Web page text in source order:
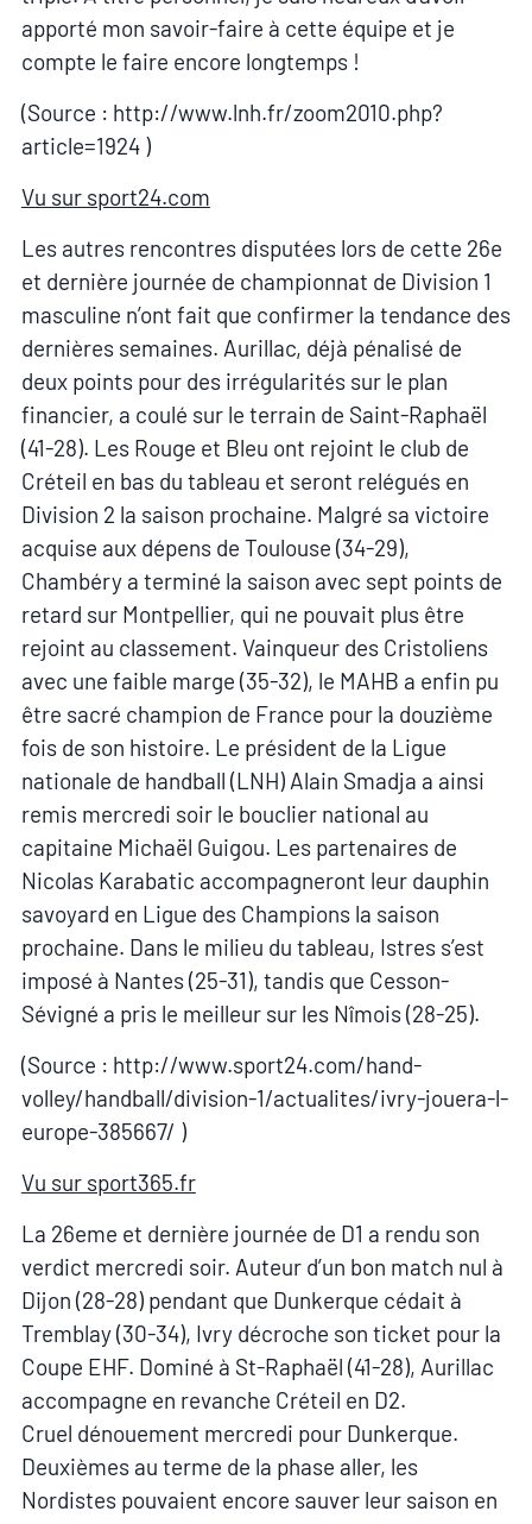
apporté mon savoir-faire à cette équipe et je
compte le faire encore longtemps !
(Source : http://www.lnh.fr/zoom2010.php?
article=1924 )
Vu sur sport24.com
Les autres rencontres disputées lors de cette 26e
et dernière journée de championnat de Division 1
masculine n’ont fait que confirmer la tendance des
dernières semaines. Aurillac, déjà pénalisé de
deux points pour des irrégularités sur le plan
financier, a coulé sur le terrain de Saint-Raphaël
(41-28). Les Rouge et Bleu ont rejoint le club de
Créteil en bas du tableau et seront relégués en
Division 2 la saison prochaine. Malgré sa victoire
acquise aux dépens de Toulouse (34-29),
Chambéry a terminé la saison avec sept points de
retard sur Montpellier, qui ne pouvait plus être
rejoint au classement. Vainqueur des Cristoliens
avec une faible marge (35-32), le MAHB a enfin pu
être sacré champion de France pour la douzième
fois de son histoire. Le président de la Ligue
nationale de handball (LNH) Alain Smadja a ainsi
remis mercredi soir le bouclier national au
capitaine Michaël Guigou. Les partenaires de
Nicolas Karabatic accompagneront leur dauphin
savoyard en Ligue des Champions la saison
prochaine. Dans le milieu du tableau, Istres s’est
imposé à Nantes (25-31), tandis que Cesson-
Sévigné a pris le meilleur sur les Nîmois (28-25).
(Source : http://www.sport24.com/hand-
volley/handball/division-1/actualites/ivry-jouera-l-
europe-385667/ )
Vu sur sport365.fr
La 26eme et dernière journée de D1 a rendu son
verdict mercredi soir. Auteur d’un bon match nul à
Dijon (28-28) pendant que Dunkerque cédait à
Tremblay (30-34), Ivry décroche son ticket pour la
Coupe EHF. Dominé à St-Raphaël (41-28), Aurillac
accompagne en revanche Créteil en D2.
Cruel dénouement mercredi pour Dunkerque.
Deuxièmes au terme de la phase aller, les
Nordistes pouvaient encore sauver leur saison en